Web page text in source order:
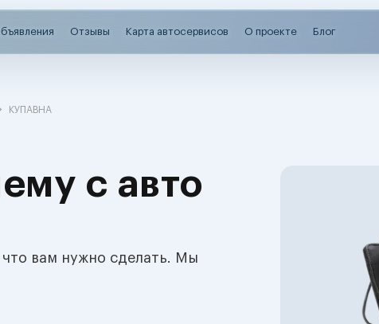
Отзывы Карта автосервисов О проекте Блог
КУПАВНА
с авто
вам нужно сделать. Мы